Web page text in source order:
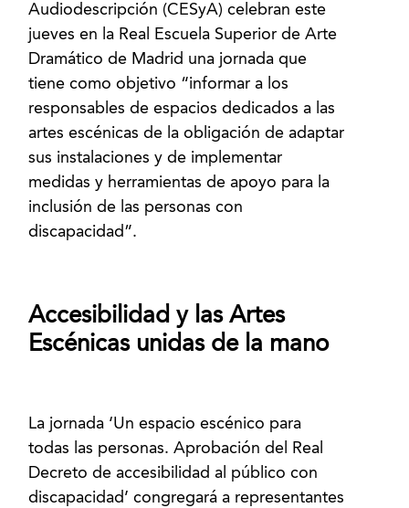
Audiodescripción (CESyA) celebran este
jueves en la Real Escuela Superior de Arte
Dramático de Madrid una jornada que
tiene como objetivo “informar a los
responsables de espacios dedicados a las
artes escénicas de la obligación de adaptar
sus instalaciones y de implementar
medidas y herramientas de apoyo para la
inclusión de las personas con
Accesibilidad y las Artes
Escénicas unidas de la mano
La jornada ‘Un espacio escénico para
todas las personas. Aprobación del Real
Decreto de accesibilidad al público con
discapacidad’ congregará a representantes